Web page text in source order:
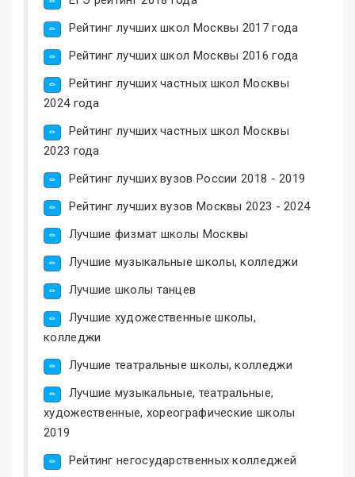
Рейтинг лучших школ Москвы 2017 года
Рейтинг лучших школ Москвы 2016 года
Рейтинг лучших частных школ Москвы
2024 года
Рейтинг лучших частных школ Москвы
2023 года
Рейтинг лучших вузов России 2018 - 2019
Рейтинг лучших вузов Москвы 2023 - 2024
Лучшие физмат школы Москвы
Лучшие музыкальные школы, колледжи
Лучшие школы танцев
Лучшие художественные школы,
колледжи
Лучшие театральные школы, колледжи
Лучшие музыкальные, театральные,
художественные, хореографические школы
2019
Рейтинг негосударственных колледжей